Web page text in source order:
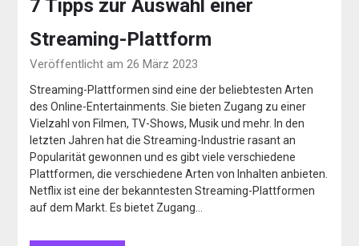
7 Tipps zur Auswahl einer
Streaming-Plattform
Veröffentlicht am 26 März 2023
Streaming-Plattformen sind eine der beliebtesten Arten
des Online-Entertainments. Sie bieten Zugang zu einer
Vielzahl von Filmen, TV-Shows, Musik und mehr. In den
letzten Jahren hat die Streaming-Industrie rasant an
Popularität gewonnen und es gibt viele verschiedene
Plattformen, die verschiedene Arten von Inhalten anbieten.
Netflix ist eine der bekanntesten Streaming-Plattformen
auf dem Markt. Es bietet Zugang…